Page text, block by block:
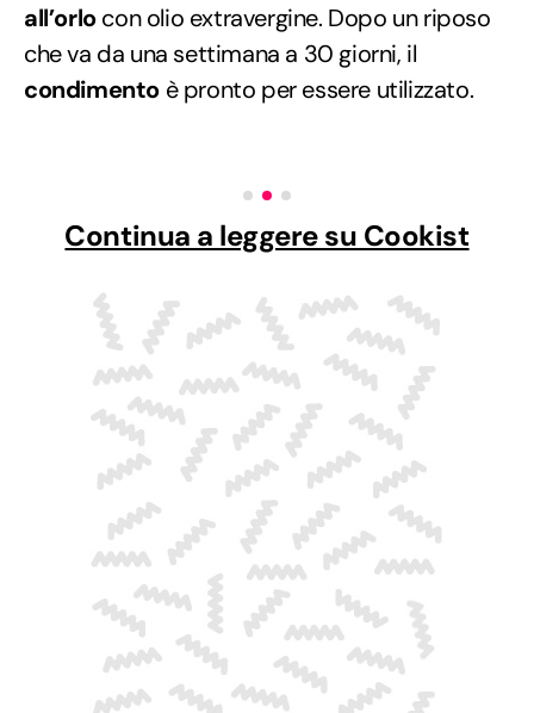
all’orlocon olio extravergine. Dopo un riposo
che va da una settimana a 30 giorni, il
condimento è pronto per essere utilizzato.
Continua a leggere su Cookist